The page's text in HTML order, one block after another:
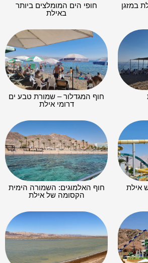
במזגן
חופי הים המומלצים ביותר
באילת
חוף המגדלור – שמורת טבע ים
דרומי אילת
אילת
חוף האלמוגים: השמורה הימית
הקסומה של אילת